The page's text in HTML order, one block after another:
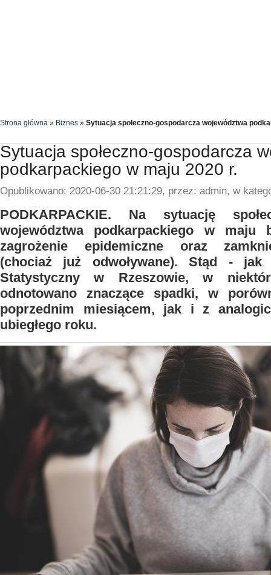
Strona główna » Biznes » Sytuacja społeczno-gospodarcza województwa
Sytuacja społeczno-gospodarcza
podkarpackiego w maju 2020 r.
Opublikowano: 2020-06-30 21:21:29, przez: admin, w
PODKARPACKIE. Na sytuację
województwa podkarpackiego w maju
zagrożenie epidemiczne oraz
(chociaż już odwoływane). Stąd - jak
Statystyczny w Rzeszowie, w
odnotowano znaczące spadki, w
poprzednim miesiącem, jak i z
ubiegłego roku.